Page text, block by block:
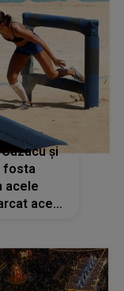
și
fosta
acele
acea